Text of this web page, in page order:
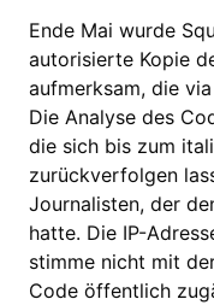
Ende Mai wurde
autorisierte Kopie
aufmerksam, die
Die Analyse des
die sich bis zum
zurückverfolgen
Journalisten, der
hatte. Die IP-
stimme nicht mit
Code öffentlich